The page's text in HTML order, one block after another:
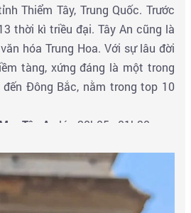
Thiểm Tây, Trung Quốc. Trước
thời kì triều đại. Tây An cũng là
hóa Trung Hoa. Với sự lâu đời
tàng, xứng đáng là một trong
Đông Bắc, nằm trong top 10
– Tây An lúc 20h05 - 01h30.